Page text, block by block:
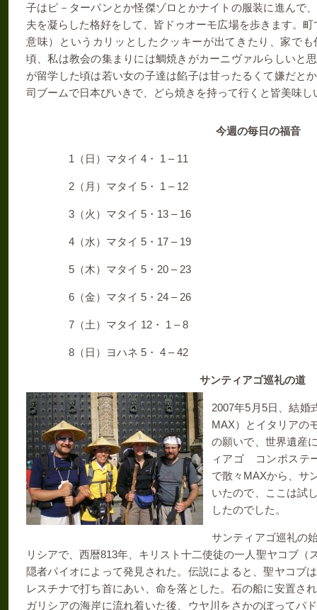
子はピ－ターパンとか怪傑ゾロとかナイトの服装に進んで
夫を凝らした格好をして、皆ドゥオーモ広場を歩きます。町
意味）というカリッとしたクッキーが出てきたり、家で
頃、私は教会の集まりには鯛焼きがカーニヴァルらしいと
が留学した頃は若い女の子達は餡子は甘ったるくて嫌だと
司ブームで日本びいきで、どら焼きを持って行くと皆美味
今週の毎日の福音
1 （日）マタイ 4 ・ 1 – 11
2 （月）マタイ 5 ・ 1 – 12
3 （火）マタイ 5 ・ 13 – 16
4 （水）マタイ 5 ・ 17 – 19
5 （木）マタイ 5 ・ 20 – 23
6 （金）マタイ 5 ・ 24 – 26
7 （土）マタイ 12 ・ 1 – 8
8 （日）ヨハネ 5 ・ 4 – 42
サンティアゴ巡礼の道
2007年5 月 5日、結婚
MAX）とイタリアの
の願いで、世界遺産
ィアゴ コンポステ
で散々 MAXから、サ
いたので、ここは試
したのでした。
サンティアゴ巡礼の
リシアで、西暦813年、キリスト十二使徒の一人聖ヤコブ（
隠者パイオによって発見された。伝説によると、聖ヤコブ
レスチナで打ち首にあい、命を落とした。石の船に安置さ
ガリシアの海岸に流れ着いた後、ウヤ川をさかのぼってパ